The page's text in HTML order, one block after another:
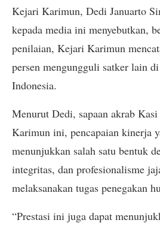
Kejari Karimun, Dedi Januarto
kepada media ini menyebutkan,
penilaian, Kejari Karimun
persen mengungguli satker lain
Indonesia.
Menurut Dedi, sapaan akrab
Karimun ini, pencapaian kinerja
menunjukkan salah satu bentuk
integritas, dan profesionalisme
melaksanakan tugas penegakan
“Prestasi ini juga dapat